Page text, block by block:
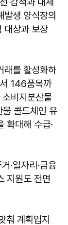
생 양식장의
대상과 보장
래를 활성화하
146품목까
비지분산물
콜드체인 유
확대해 수급·
·일자리·금융
지원도 전면
춰 계획입지